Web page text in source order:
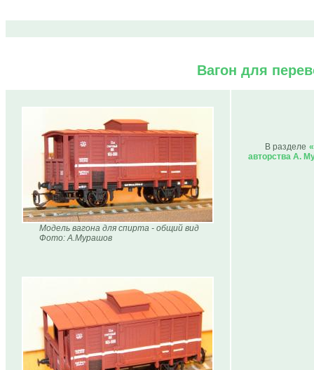
Вагон для
Модель вагона для спирта - общий вид
Фото: А.Мурашов
В разделе
авторства А.